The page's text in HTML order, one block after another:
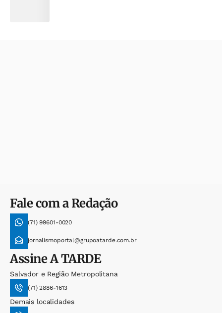
Fale com a Redação
(71) 99601-0020
jornalismoportal@grupoatarde.com.br
AssineA TARDE
Salvador e Região Metropolitana
(71) 2886-1613
Demais localidades